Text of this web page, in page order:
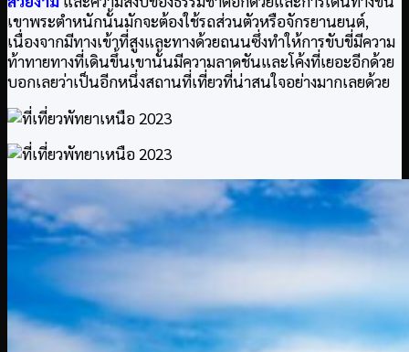
เขาพระตำหนักนั้นมักจะต้องใช้รถส่วนตัวหรือจักรยานยนต์,
เนื่องจากมีทางเข้าที่สูงและทางด้วยถนนซึ่งทำให้การขับขี่มีความ
ท้าทายทางที่เดินขึ้นเขานั้นมีความลาดชันและโค้งที่เยอะอีกด้วย
บอกเลยว่าเป็นอีกหนึ่งสถานที่เที่ยวที่น่าสนใจอย่างมากเลยด้วย